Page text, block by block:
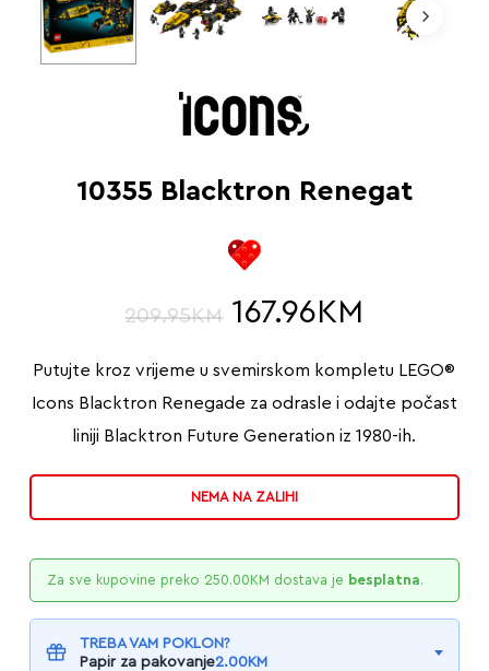
10355 Blacktron Renegat
209.95KM 167.96 KM
Putujte kroz vrijeme u svemirskom kompletu LEGO®
Icons Blacktron Renegade za odrasle i odajte počast
liniji Blacktron Future Generation iz 1980-ih.
NEMA NA ZALIHI
Za sve kupovine preko 250.00KM dostava je besplatna.
TREBA VAM POKLON?
Papir za pakovanje2.00KM